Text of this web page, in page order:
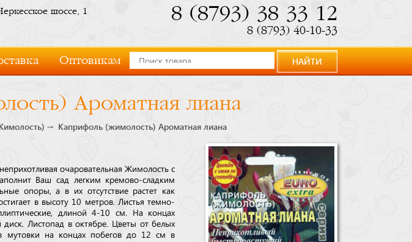
шоссе, 1
8 (8793) 38 33 12
8 (8793) 40-10-33
Оптовикам НАЙТИ
Ароматная лиана
Каприфоль (жимолость) Ароматная лиана
очаровательная Жимолость с
Ваш сад легким кремово-сладким
опоры, а в их отсутствие растет как
в высоту 10 метров. Листья темно-
длиной 4-10 см. На концах
диск. Листопад в октябре. Цветы от белых
мутовки на концах побегов до 12 см в